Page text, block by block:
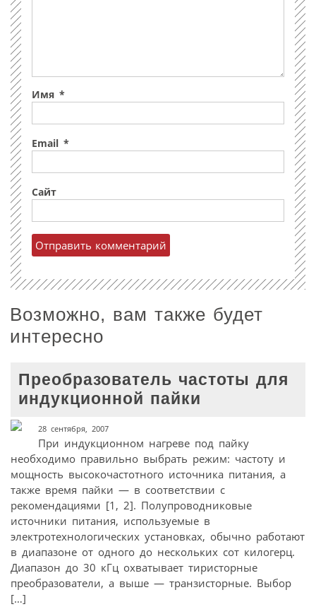
Имя *
Email *
Сайт
Возможно, вам также будет
интересно
Преобразователь частоты для
индукционной пайки
28 сентября, 2007
При индукционном нагреве под пайку
необходимо правильно выбрать режим: частоту и
мощность высокочастотного источника питания, а
также время пайки — в соответствии с
рекомендациями [1, 2]. Полупроводниковые
источники питания, используемые в
электротехнологических установках, обычно работают
в диапазоне от одного до нескольких сот килогерц.
Диапазон до 30 кГц охватывает тиристорные
преобразователи, а выше — транзисторные. Выбор
[…]